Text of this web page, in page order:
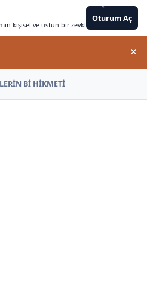
kişisel ve üstün bir zevkle bir arada
Oturum Aç
Bİ HİKMETİ
*